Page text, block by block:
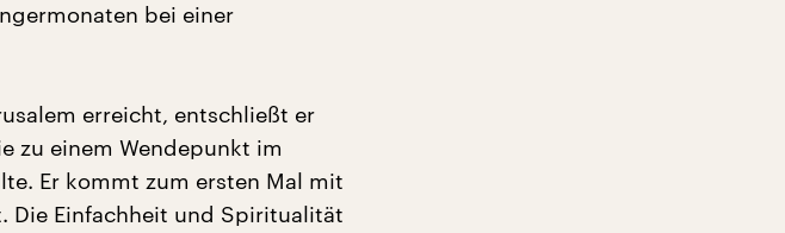
bei einer
erreicht, entschließt er
zu einem Wendepunkt im
Er kommt zum ersten Mal mit
Die Einfachheit und Spiritualität